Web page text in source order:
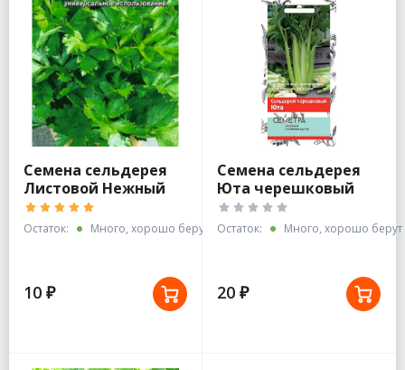
Семена сельдерея
Листовой Нежный
0,3г белый пакет
Остаток: Много, хорошо берут
10 ₽
Семена сельдерея
Юта черешковый
0,5г/Семетра/Поиск
Остаток: Много, хорошо берут
20 ₽